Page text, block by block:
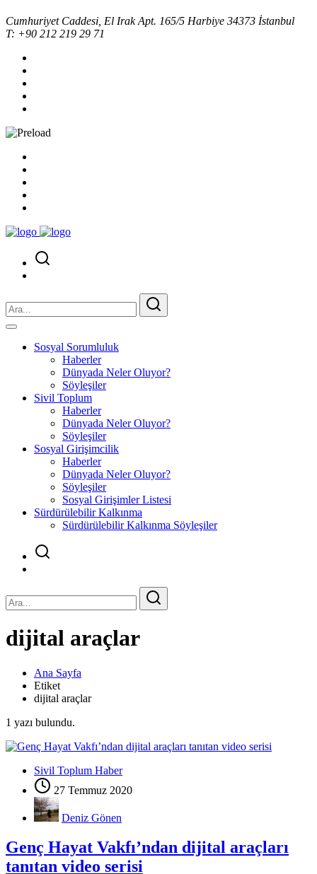
Cumhuriyet Caddesi, El Irak Apt. 165/5 Harbiye 34373 İstanbul
T: +90 212 219 29 71
Sosyal Sorumluluk
Haberler
Dünyada Neler Oluyor?
Söyleşiler
Sivil Toplum
Haberler
Dünyada Neler Oluyor?
Söyleşiler
Sosyal Girişimcilik
Haberler
Dünyada Neler Oluyor?
Söyleşiler
Sosyal Girişimler Listesi
Sürdürülebilir Kalkınma
Sürdürülebilir Kalkınma Söyleşiler
dijital araçlar
Ana Sayfa
Etiket
dijital araçlar
1 yazı bulundu.
Sivil Toplum Haber
27 Temmuz 2020
Deniz Gönen
Genç Hayat Vakfı’ndan dijital araçları
tanıtan video serisi